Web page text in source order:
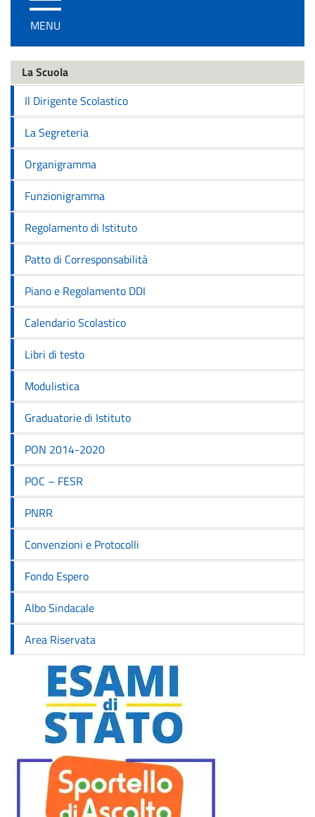
/
disattiva
navigazione
MENU
La Scuola
Il Dirigente Scolastico
La Segreteria
Organigramma
Funzionigramma
Regolamento di Istituto
Patto di Corresponsabilità
Piano e Regolamento DDI
Calendario Scolastico
Libri di testo
Modulistica
Graduatorie di Istituto
PON 2014-2020
POC – FESR
PNRR
Convenzioni e Protocolli
Fondo Espero
Albo Sindacale
Area Riservata